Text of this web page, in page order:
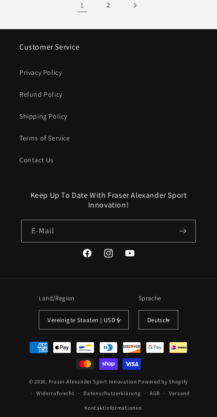
1 2
Customer Service
Privacy Policy
Refund Policy
Shipping Policy
Terms of Service
Contact Us
Keep Up To Date With Fraser Alexander Sport
Innovation!
E-Mail
FacebookInstagramYouTube
Land/Region
Vereinigte Staaten | USD $
Sprache
Deutsch
Zahlungsmethoden
© 2026, Fraser-Alexander Sport Innovation Powered by Shopify
Widerrufsrecht
Datenschutzerklärung AGB Versand
Kontaktinformationen